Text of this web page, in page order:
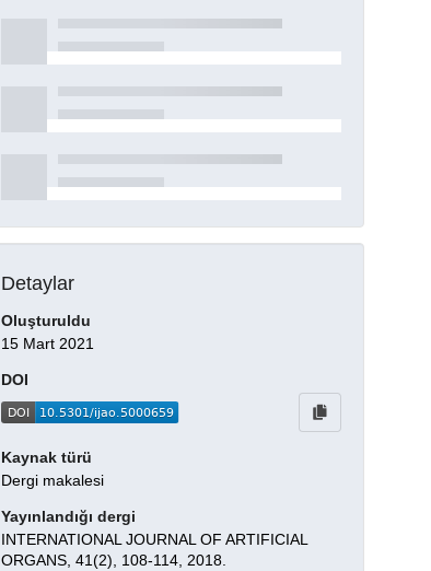
Detaylar
Oluşturuldu
15 Mart 2021
DOI
Kaynak türü
Dergi makalesi
Yayınlandığı dergi
INTERNATIONAL JOURNAL OF ARTIFICIAL
ORGANS, 41(2), 108-114, 2018.